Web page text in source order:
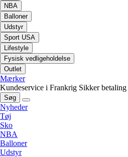
NBA
Balloner
Udstyr
Sport USA
Lifestyle
Fysisk vedligeholdelse
Outlet
Mærker
Kundeservice i Frankrig Sikker betaling
Søg
Nyheder
Tøj
Sko
NBA
Balloner
Udstyr